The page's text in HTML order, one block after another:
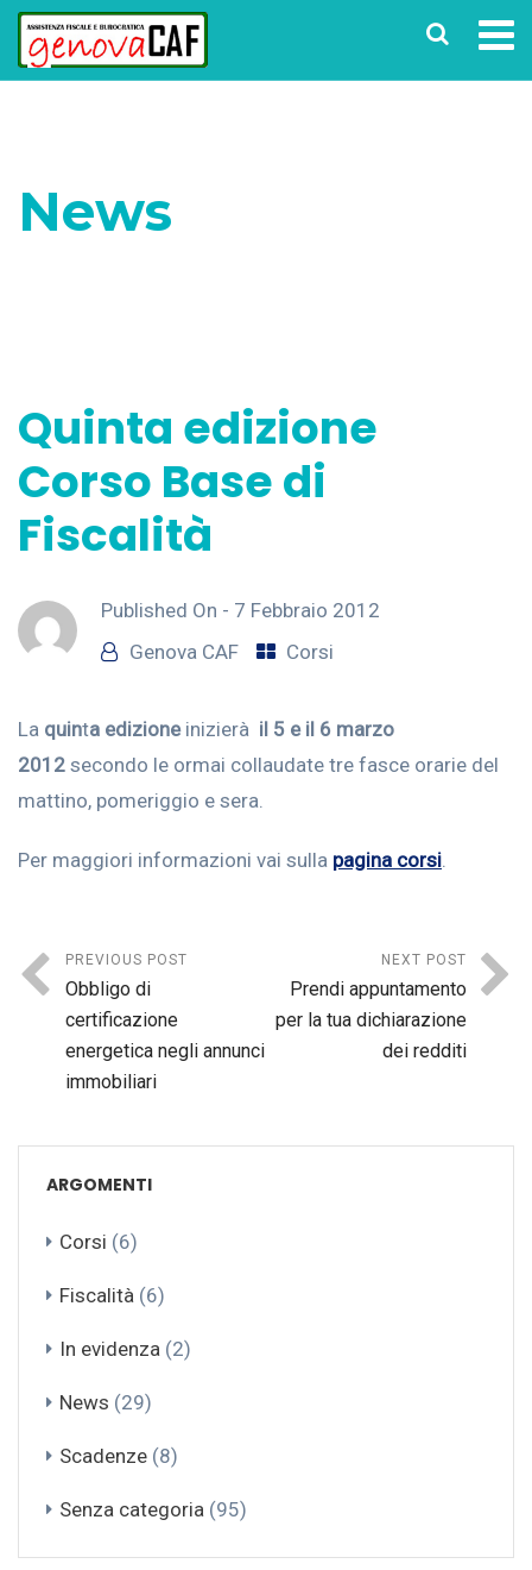
News
Quinta edizione
Corso Base di
Fiscalità
Published On - 7 Febbraio 2012
Genova CAF
Corsi
La quinta edizioneinizierà il 5 e il 6 marzo
2012 secondo le ormai collaudate tre fasce orarie del
mattino, pomeriggio e sera.
Per maggiori informazioni vai sulla pagina corsi.
PREVIOUS POST
Obbligo di
certificazione
energetica negli annunci
immobiliari
NEXT POST
Prendi appuntamento
per la tua dichiarazione
dei redditi
ARGOMENTI
Corsi (6)
Fiscalità (6)
In evidenza (2)
News (29)
Scadenze (8)
Senza categoria (95)